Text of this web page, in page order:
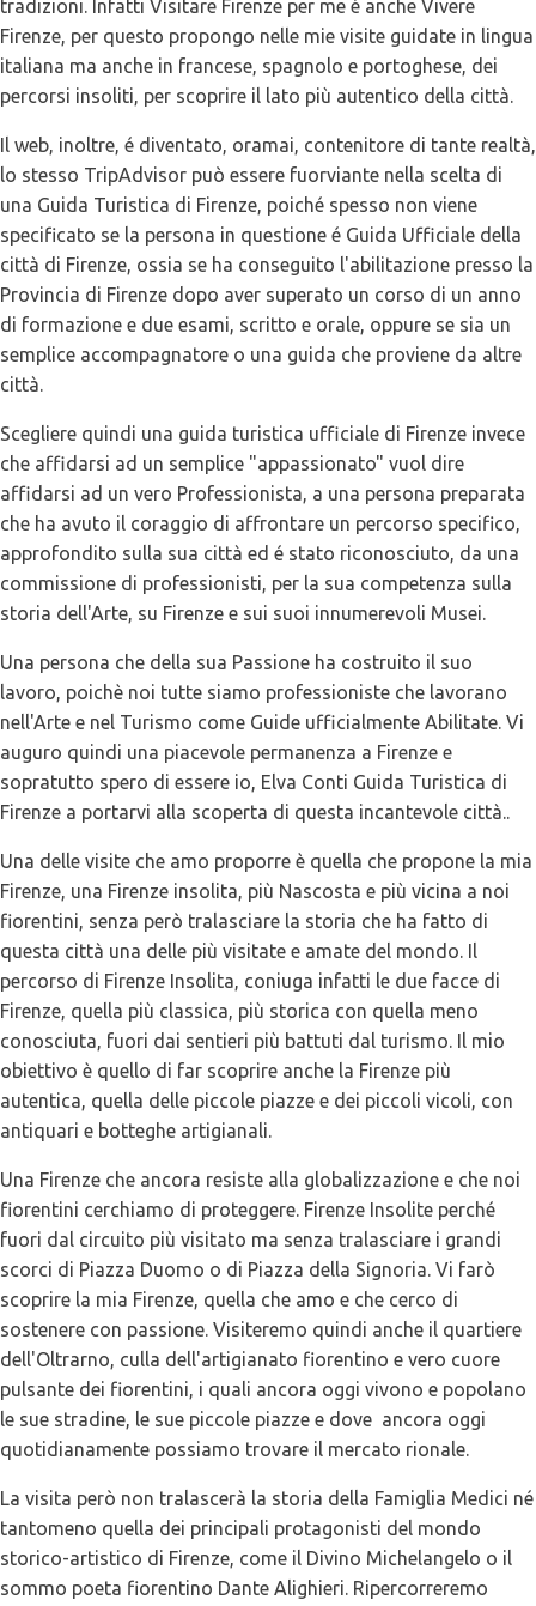
tradizioni. Infatti Visitare Firenze per me é anche Vivere
Firenze, per questo propongo nelle mie visite guidate in lingua
italiana ma anche in francese, spagnolo e portoghese, dei
percorsi insoliti, per scoprire il lato più autentico della città.
Il web, inoltre, é diventato, oramai, contenitore di tante realtà,
lo stesso TripAdvisor può essere fuorviante nella scelta di
una Guida Turistica di Firenze, poiché spesso non viene
specificato se la persona in questione é Guida Ufficiale della
città di Firenze, ossia se ha conseguito l'abilitazione presso la
Provincia di Firenze dopo aver superato un corso di un anno
di formazione e due esami, scritto e orale, oppure se sia un
semplice accompagnatore o una guida che proviene da altre
città.
Scegliere quindi una guida turistica ufficiale di Firenze invece
che affidarsi ad un semplice "appassionato" vuol dire
affidarsi ad un vero Professionista, a una persona preparata
che ha avuto il coraggio di affrontare un percorso specifico,
approfondito sulla sua città ed é stato riconosciuto, da una
commissione di professionisti, per la sua competenza sulla
storia dell'Arte, su Firenze e sui suoi innumerevoli Musei.
Una persona che della sua Passione ha costruito il suo
lavoro, poichè noi tutte siamo professioniste che lavorano
nell'Arte e nel Turismo come Guide ufficialmente Abilitate. Vi
auguro quindi una piacevole permanenza a Firenze e
sopratutto spero di essere io, Elva Conti Guida Turistica di
Firenze a portarvi alla scoperta di questa incantevole città..
Una delle visite che amo proporre è quella che propone la mia
Firenze, una Firenze insolita, più Nascosta e più vicina a noi
fiorentini, senza però tralasciare la storia che ha fatto di
questa città una delle più visitate e amate del mondo. Il
percorso di Firenze Insolita, coniuga infatti le due facce di
Firenze, quella più classica, più storica con quella meno
conosciuta, fuori dai sentieri più battuti dal turismo. Il mio
obiettivo è quello di far scoprire anche la Firenze più
autentica, quella delle piccole piazze e dei piccoli vicoli, con
antiquari e botteghe artigianali.
Una Firenze che ancora resiste alla globalizzazione e che noi
fiorentini cerchiamo di proteggere. Firenze Insolite perché
fuori dal circuito più visitato ma senza tralasciare i grandi
scorci di Piazza Duomo o di Piazza della Signoria. Vi farò
scoprire la mia Firenze, quella che amo e che cerco di
sostenere con passione. Visiteremo quindi anche il quartiere
dell'Oltrarno, culla dell'artigianato fiorentino e vero cuore
pulsante dei fiorentini, i quali ancora oggi vivono e popolano
le sue stradine, le sue piccole piazze e dove ancora oggi
quotidianamente possiamo trovare il mercato rionale.
La visita però non tralascerà la storia della Famiglia Medici né
tantomeno quella dei principali protagonisti del mondo
storico-artistico di Firenze, come il Divino Michelangelo o il
sommo poeta fiorentino Dante Alighieri. Ripercorreremo